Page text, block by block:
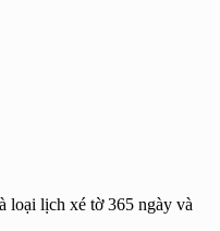
lịch xé tờ 365 ngày và